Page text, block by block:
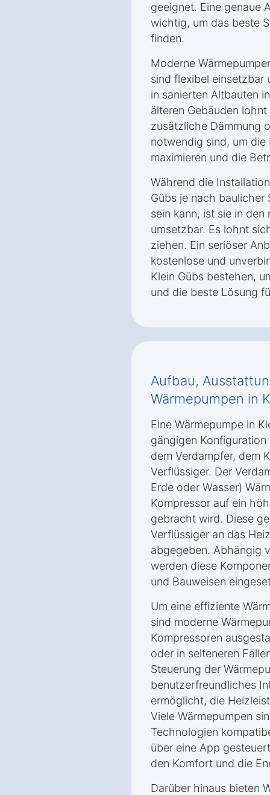
geeignet. Eine genaue
wichtig, um das beste
finden.
Moderne
sind flexibel einsetzbar
in sanierten Altbauten
älteren Gebäuden
zusätzliche Dämmung
notwendig sind, um
maximieren und die
Während die
Gübs je nach
sein kann, ist sie in
umsetzbar. Es lohnt
ziehen. Ein seriöser
kostenlose und
Klein Gübs bestehen,
und die beste Lösung
Aufbau,
Wärmepumpen in
Eine Wärmepumpe in
gängigen
dem Verdampfer, dem
Verflüssiger. Der
Erde oder Wasser)
Kompressor auf ein
gebracht wird. Diese
Verflüssiger an das
abgegeben. Abhängig
werden diese
und Bauweisen
Um eine effiziente
sind moderne
Kompressoren
oder in selteneren
Steuerung der
benutzerfreundliches
ermöglicht, die
Viele Wärmepumpen
Technologien
über eine App
den Komfort und die
Darüber hinaus bieten